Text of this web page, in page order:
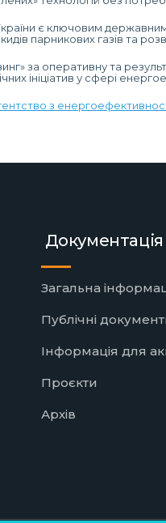
є ключовим
парникових газів та
за оперативну та
ініціатив у сфері
з
Документація
Загальна
Публічні
Інформація для
Проєкти
Архів